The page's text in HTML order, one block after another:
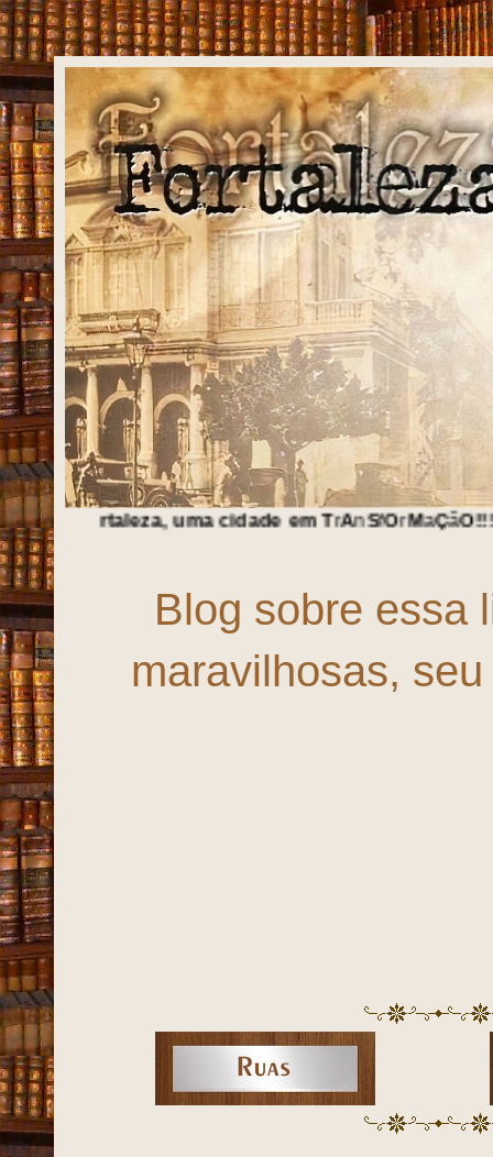
uma cidade emTrAnSfOr MaÇãO!!!
Blog sobre essa
maravilhosas,